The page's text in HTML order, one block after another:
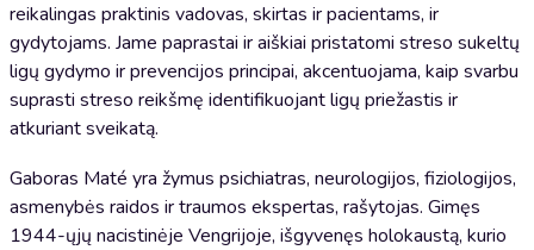
reikalingas praktinis vadovas, skirtas ir pacientams, ir
gydytojams. Jame paprastai ir aiškiai pristatomi streso sukeltų
ligų gydymo ir prevencijos principai, akcentuojama, kaip svarbu
suprasti streso reikšmę identifikuojant ligų priežastis ir
atkuriant sveikatą.
Gaboras Maté yra žymus psichiatras, neurologijos, fiziologijos,
asmenybės raidos ir traumos ekspertas, rašytojas. Gimęs
1944-ųjų nacistinėje Vengrijoje, išgyvenęs holokaustą, kurio